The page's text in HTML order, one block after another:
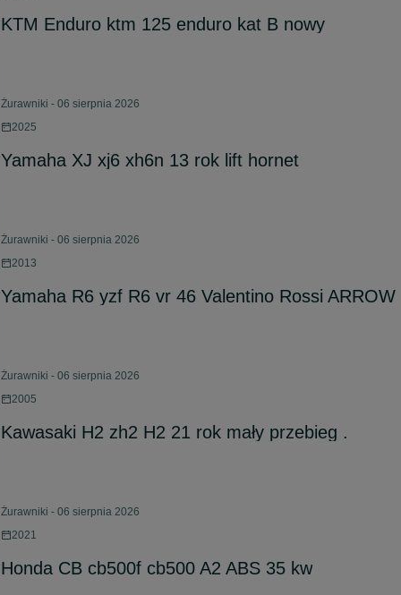
KTM Enduro ktm 125 enduro kat B nowy
Żurawniki - 06 sierpnia 2026
2025
Yamaha XJ xj6 xh6n 13 rok lift hornet
Żurawniki - 06 sierpnia 2026
2013
Yamaha R6 yzf R6 vr 46 Valentino Rossi ARROW
Żurawniki - 06 sierpnia 2026
2005
Kawasaki H2 zh2 H2 21 rok mały przebieg .
Żurawniki - 06 sierpnia 2026
2021
Honda CB cb500f cb500 A2 ABS 35 kw